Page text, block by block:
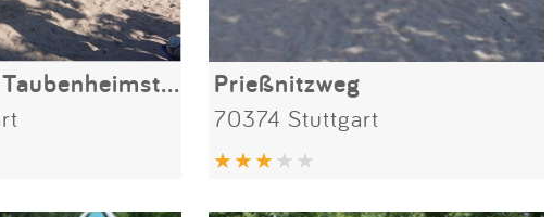
Wildunger- / Taubenheimstraße Prießnitzweg
70374 Stuttgart